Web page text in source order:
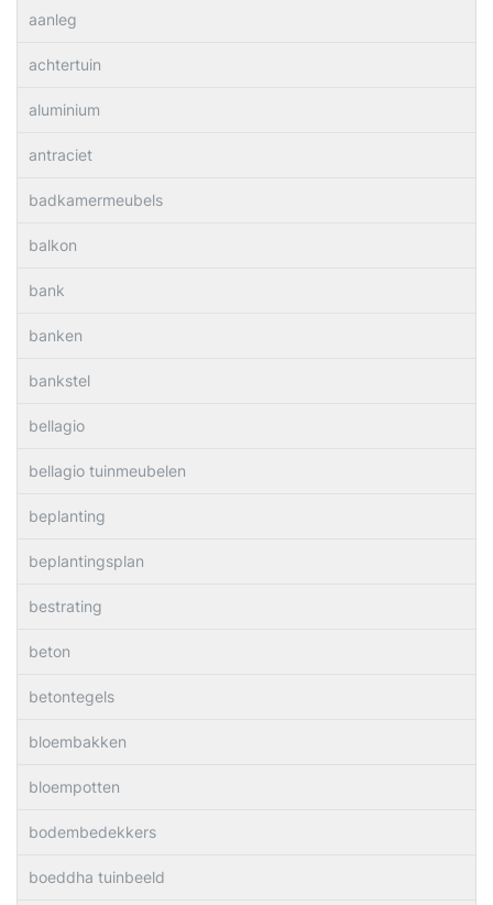
aanleg
achtertuin
aluminium
antraciet
badkamermeubels
balkon
bank
banken
bankstel
bellagio
bellagio tuinmeubelen
beplanting
beplantingsplan
bestrating
beton
betontegels
bloembakken
bloempotten
bodembedekkers
boeddha tuinbeeld